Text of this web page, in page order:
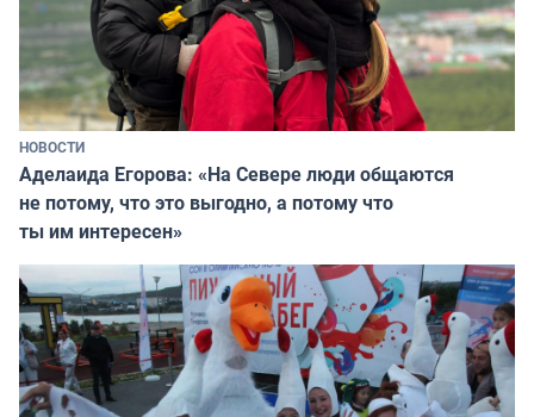
НОВОСТИ
Аделаида Егорова: «На Севере люди общаются
не потому, что это выгодно, а потому что
ты им интересен»